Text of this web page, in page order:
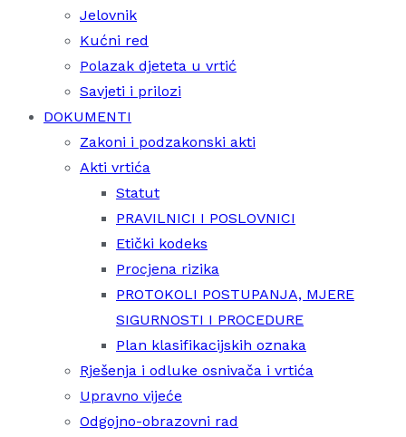
Jelovnik
Kućni red
Polazak djeteta u vrtić
Savjeti i prilozi
DOKUMENTI
Zakoni i podzakonski akti
Akti vrtića
Statut
PRAVILNICI I POSLOVNICI
Etički kodeks
Procjena rizika
PROTOKOLI POSTUPANJA, MJERE
SIGURNOSTI I PROCEDURE
Plan klasifikacijskih oznaka
Rješenja i odluke osnivača i vrtića
Upravno vijeće
Odgojno-obrazovni rad